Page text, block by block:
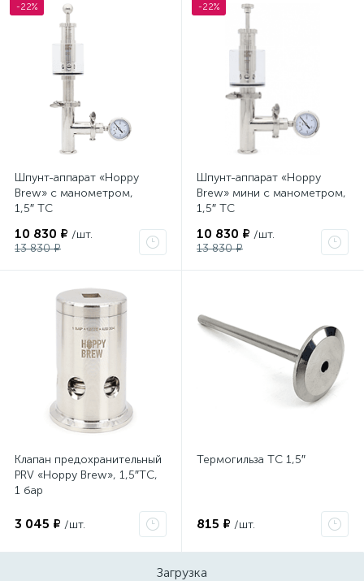
-22%
Шпунт-аппарат «Hoppy
Brew» с манометром,
1,5″ TC
10 830 ₽ /шт.
13 830 ₽
-22%
Шпунт-аппарат «Hoppy
Brew» мини с манометром,
1,5″ TC
10 830 ₽ /шт.
13 830 ₽
Клапан предохранительный
PRV «Hoppy Brew», 1,5″TC,
1 бар
3 045 ₽ /шт.
Термогильза TC 1,5″
815 ₽ /шт.
Загрузка